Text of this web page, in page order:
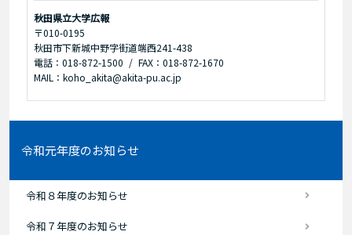
秋田県立大学広報
〒010-0195
秋田市下新城中野字街道端西241-438
電話：018-872-1500
FAX：018-872-1670
MAIL：koho_akita@akita-pu.ac.jp
令和元年度のお知らせ
令和８年度のお知らせ
令和７年度のお知らせ